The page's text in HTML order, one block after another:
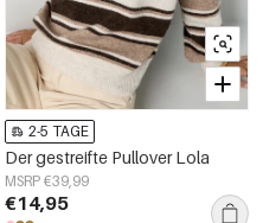
2-5 TAGE
Der gestreifte Pullover Lola
MSRP €39,99
€14,95